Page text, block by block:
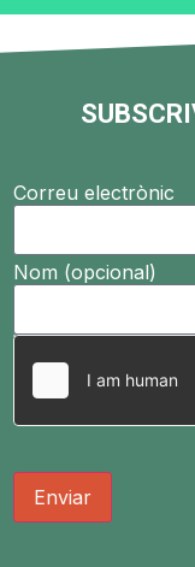
Correu electrònic
Nom (opcional)
Enviar